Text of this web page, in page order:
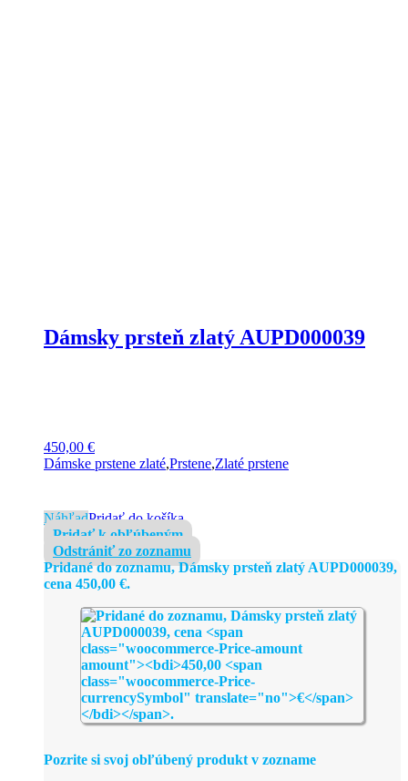
Dámsky prsteň zlatý AUPD000039
450,00 €
Dámske prstene zlaté,Prstene,Zlaté prstene
NáhľadPridať do košíka
Pridať k obľúbeným
Odstrániť zo zoznamu
Pridané do zoznamu, Dámsky prsteň zlatý AUPD000039,
cena 450,00 €.
Pozrite si svoj obľúbený produkt v zozname